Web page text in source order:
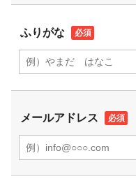
ふりがな
メールアドレス